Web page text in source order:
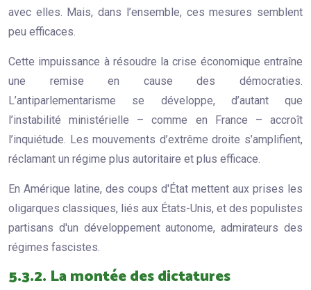
avec elles. Mais, dans l’ensemble, ces mesures semblent
peu efficaces.
Cette impuissance à résoudre la crise économique entraîne
une remise en cause des démocraties.
L’antiparlementarisme se développe, d’autant que
l’instabilité ministérielle – comme en France – accroît
l’inquiétude. Les mouvements d’extrême droite s’amplifient,
réclamant un régime plus autoritaire et plus efficace.
En Amérique latine, des coups d'État mettent aux prises les
oligarques classiques, liés aux États-Unis, et des populistes
partisans d'un développement autonome, admirateurs des
régimes fascistes.
5.3.2. La montée des dictatures